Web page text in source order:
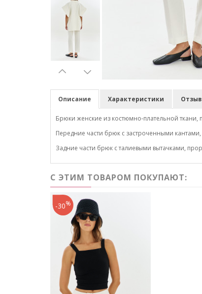
Описание Характеристики
Брюки женские из костюмно-плательной
Передние части брюк с застроченными
Задние части брюк с талиевыми вытачками,
С ЭТИМ ТОВАРОМ ПОКУПАЮТ:
-30%